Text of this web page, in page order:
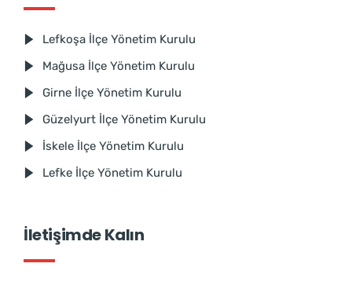
Lefkoşa İlçe Yönetim Kurulu
Mağusa İlçe Yönetim Kurulu
Girne İlçe Yönetim Kurulu
Güzelyurt İlçe Yönetim Kurulu
İskele İlçe Yönetim Kurulu
Lefke İlçe Yönetim Kurulu
İletişimde Kalın